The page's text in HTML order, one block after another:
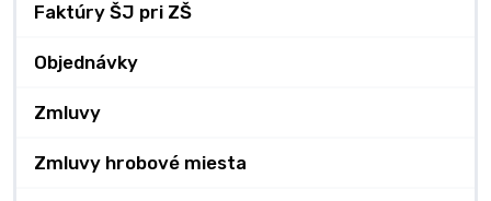
Faktúry ŠJ pri ZŠ
Objednávky
Zmluvy
Zmluvy hrobové miesta